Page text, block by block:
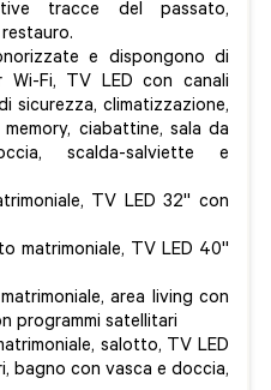
tracce del passato,
e dispongono di
Wi-Fi, TV LED con canali
sicurezza, climatizzazione,
ciabattine, sala da
scalda-salviette e
TV LED 32'' con
matrimoniale, TV LED 40''
area living con
programmi satellitari
salotto, TV LED
bagno con vasca e doccia,